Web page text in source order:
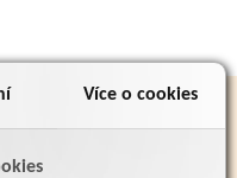
Více o cookies